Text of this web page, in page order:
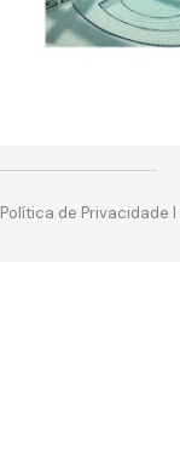
Política de Privacidade I